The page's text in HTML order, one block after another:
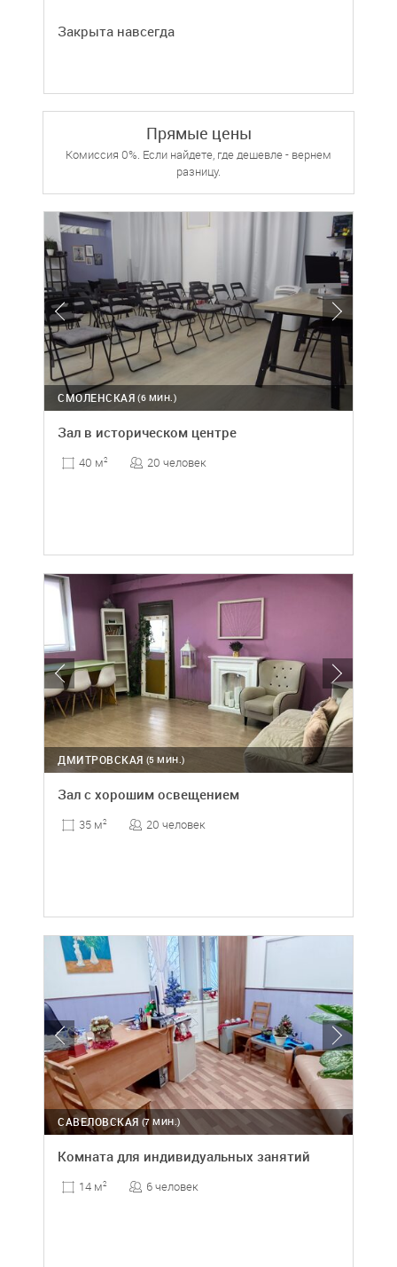
Закрыта навсегда
Прямые цены
Комиссия 0%. Если найдете, где дешевле - вернем
разницу.
(6 МИН.)
СМОЛЕНСКАЯ
Зал в историческом центре
40 м2 20 человек
(5 МИН.)
ДМИТРОВСКАЯ
Зал с хорошим освещением
35 м2 20 человек
(7 МИН.)
САВЕЛОВСКАЯ
Комната для индивидуальных занятий
14 м2 6 человек